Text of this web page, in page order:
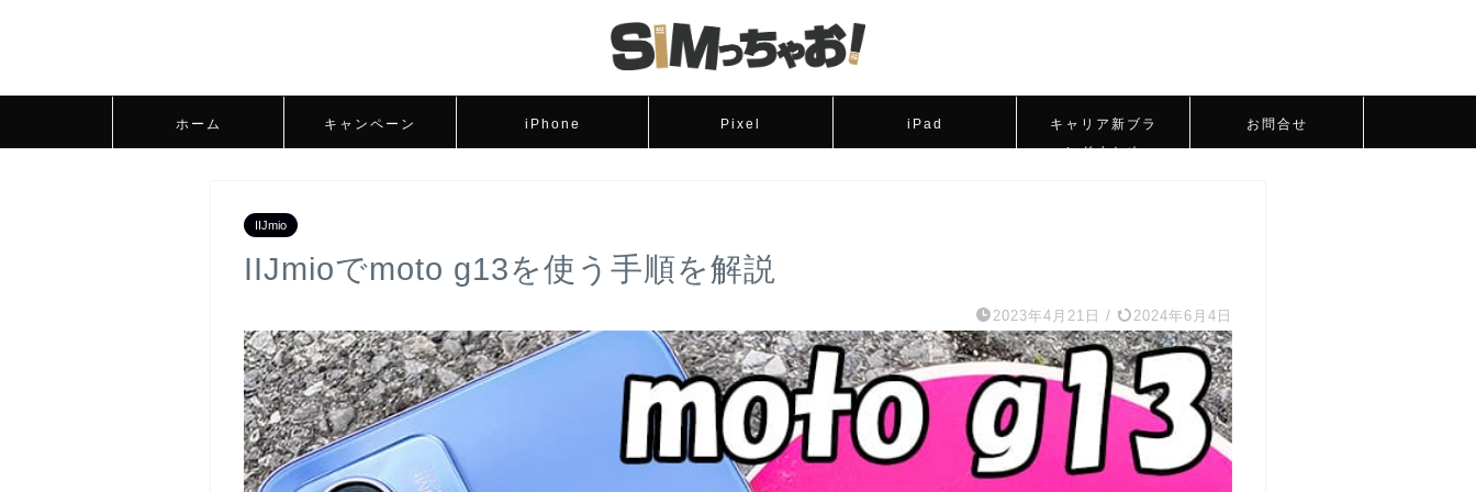
ホーム キャンペーン iPhone Pixel iPad
キャリア新ブラ
ンドまとめ
お問合せ
IIJmio
IIJmioでmoto g13を使う手順を解説
2023年4月21日 / 2024年6月4日